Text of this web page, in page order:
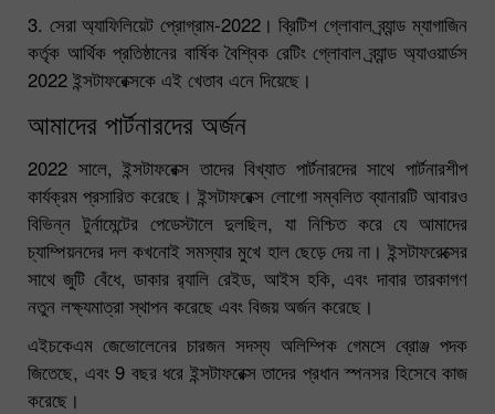
3. সেরা অ্যাফিলিয়েট প্রোগ্রাম-2022। ব্রিটিশ গ্লোবাল ব্র্যান্ড ম্যাগাজিন
কর্তৃক আর্থিক প্রতিষ্ঠানের বার্ষিক বৈশ্বিক রেটিং গ্লোবাল ব্র্যান্ড অ্যাওয়ার্ডস
2022 ইন্সটাফরেক্সকে এই খেতাব এনে দিয়েছে।
আমাদের পার্টনারদের অর্জন
2022 সালে, ইন্সটাফরেক্স তাদের বিখ্যাত পার্টনারদের সাথে পার্টনারশীপ
কার্যক্রম প্রসারিত করেছে। ইন্সটাফরেক্স লোগো সম্বলিত ব্যানারটি আবারও
বিভিন্ন টুর্নামেন্টের পেডেস্টালে দুলছিল, যা নিশ্চিত করে যে আমাদের
চ্যাম্পিয়নদের দল কখনোই সমস্যার মুখে হাল ছেড়ে দেয় না। ইন্সটাফরেক্সের
সাথে জুটি বেঁধে, ডাকার র‍্যালি রেইড, আইস হকি, এবং দাবার তারকাগণ
নতুন লক্ষ্যমাত্রা স্থাপন করেছে এবং বিজয় অর্জন করেছে।
এইচকেএম জেভোলেনের চারজন সদস্য অলিম্পিক গেমসে ব্রোঞ্জ পদক
জিতেছে, এবং 9 বছর ধরে ইন্সটাফরেক্স তাদের প্রধান স্পনসর হিসেবে কাজ
করেছে।